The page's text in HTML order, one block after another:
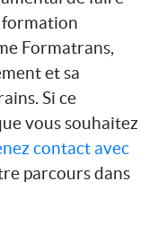
formation
Formatrans,
et sa
Si ce
vous souhaitez
contact avec
parcours dans